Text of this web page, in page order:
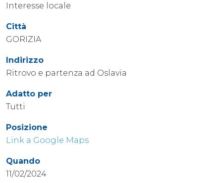
Interesse locale
Città
GORIZIA
Indirizzo
Ritrovo e partenza ad Oslavia
Adatto per
Tutti
Posizione
Link a Google Maps
Quando
11/02/2024